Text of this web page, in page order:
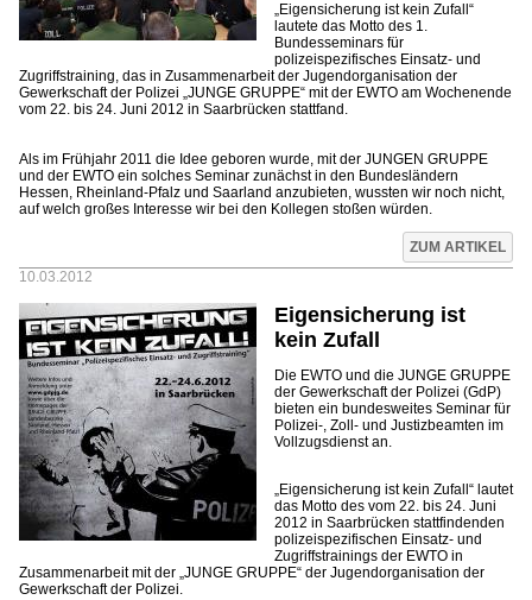
„Eigensicherung ist kein Zufall“
lautete das Motto des 1.
Bundesseminars für
polizeispezifisches Einsatz- und
Zugriffstraining, das in Zusammenarbeit der Jugendorganisation der
Gewerkschaft der Polizei „JUNGE GRUPPE“ mit der EWTO am Wochenende
vom 22. bis 24. Juni 2012 in Saarbrücken stattfand.
Als im Frühjahr 2011 die Idee geboren wurde, mit der JUNGEN GRUPPE
und der EWTO ein solches Seminar zunächst in den Bundesländern
Hessen, Rheinland-Pfalz und Saarland anzubieten, wussten wir noch nicht,
auf welch großes Interesse wir bei den Kollegen stoßen würden.
ZUM ARTIKEL
10.03.2012
Eigensicherung ist
kein Zufall
Die EWTO und die JUNGE GRUPPE
der Gewerkschaft der Polizei (GdP)
bieten ein bundesweites Seminar für
Polizei-, Zoll- und Justizbeamten im
Vollzugsdienst an.
„Eigensicherung ist kein Zufall“ lautet
das Motto des vom 22. bis 24. Juni
2012 in Saarbrücken stattfindenden
polizeispezifischen Einsatz- und
Zugriffstrainings der EWTO in
Zusammenarbeit mit der „JUNGE GRUPPE“ der Jugendorganisation der
Gewerkschaft der Polizei.